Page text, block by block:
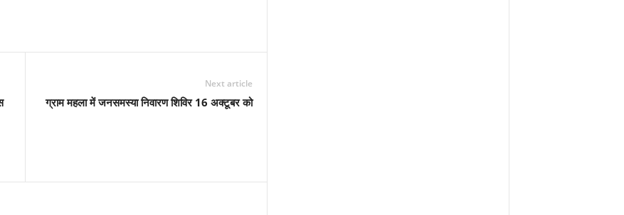
Next article
ग्राम महला में जनसमस्या निवारण शिविर 16 अक्टूबर को